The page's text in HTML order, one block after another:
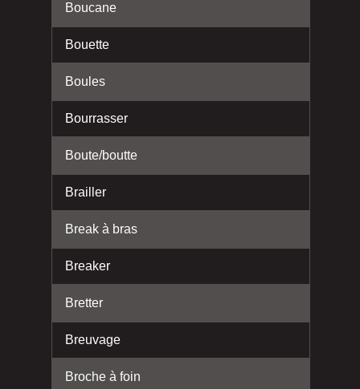
Boucane
Bouette
Boules
Bourrasser
Boute/boutte
Brailler
Break à bras
Breaker
Bretter
Breuvage
Broche à foin